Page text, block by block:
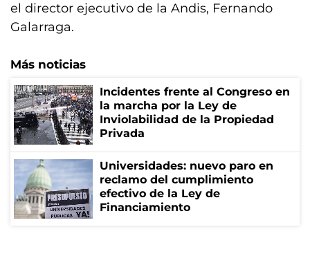
el director ejecutivo de la Andis, Fernando
Galarraga.
Más noticias
Incidentes frente al Congreso en
la marcha por la Ley de
Inviolabilidad de la Propiedad
Privada
Universidades: nuevo paro en
reclamo del cumplimiento
efectivo de la Ley de
Financiamiento